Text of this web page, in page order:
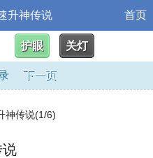
升神传说 首页
护眼 关灯
下一页
神传说(1/6)
说